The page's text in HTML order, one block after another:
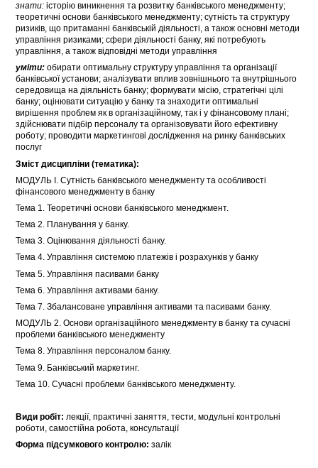
знати:історію виникнення та розвитку банківського менеджменту;
теоретичні основи банківського менеджменту; сутність та структуру
ризиків, що притаманні банківській діяльності, а також основні методи
управління ризиками; сфери діяльності банку, які потребують
управління, а також відповідні методи управління
уміти:обирати оптимальну структуру управління та організації
банківської установи; аналізувати вплив зовнішнього та внутрішнього
середовища на діяльність банку; формувати місію, стратегічні цілі
банку; оцінювати ситуацію у банку та знаходити оптимальні
вирішення проблем як в організаційному, так і у фінансовому плані;
здійснювати підбір персоналу та організовувати його ефективну
роботу; проводити маркетингові дослідження на ринку банківських
послуг
Зміст дисципліни (тематика):
МОДУЛЬ І. Сутність банківського менеджменту та особливості
фінансового менеджменту в банку
Тема 1. Теоретичні основи банківського менеджмент.
Тема 2. Планування у банку.
Тема 3. Оцінювання діяльності банку.
Тема 4. Управління системою платежів і розрахунків у банку
Тема 5. Управління пасивами банку
Тема 6. Управління активами банку.
Тема 7. Збалансоване управління активами та пасивами банку.
МОДУЛЬ 2. Основи організаційного менеджменту в банку та сучасні
проблеми банківського менеджменту
Тема 8. Управління персоналом банку.
Тема 9. Банківський маркетинг.
Тема 10. Сучасні проблеми банківського менеджменту.
Види робіт: лекції, практичні заняття, тести, модульні контрольні
роботи, самостійна робота, консультації
Форма підсумкового контролю:залік